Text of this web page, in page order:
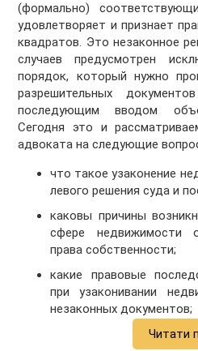
(формально)
удовлетворяет и признает
квадратов. Это незаконное
случаев предусмотрен
порядок, который нужно
разрешительных
последующим вводом
Сегодня это и
адвоката на следующие
что такое узаконение
левого решения суда и
каковы причины
сфере недвижимости
права собственности;
какие правовые
при узаконивании
незаконных документов;
Читати